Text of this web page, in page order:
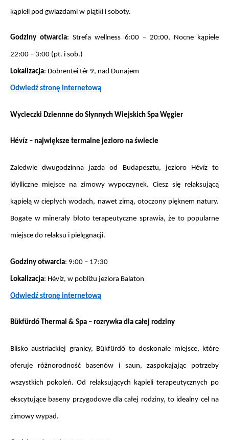
kąpieli pod gwiazdami w piątki i soboty.
Godziny otwarcia: Strefa wellness 6:00 – 20:00, Nocne kąpiele
22:00 – 3:00 (pt. i sob.)
Lokalizacja: Döbrentei tér 9, nad Dunajem
Odwiedź stronę internetową
Wycieczki Dziennne do Słynnych Wiejskich Spa Węgier
Hévíz – największe termalne jezioro na świecie
Zaledwie dwugodzinna jazda od Budapesztu, jezioro Hévíz to
idylliczne miejsce na zimowy wypoczynek. Ciesz się relaksującą
kąpielą w ciepłych wodach, nawet zimą, otoczony pięknem natury.
Bogate w minerały błoto terapeutyczne sprawia, że to popularne
miejsce do relaksu i pielęgnacji.
Godziny otwarcia: 9:00 – 17:30
Lokalizacja: Hévíz, w pobliżu jeziora Balaton
Odwiedź stronę internetową
Bükfürdő Thermal & Spa – rozrywka dla całej rodziny
Blisko austriackiej granicy, Bükfürdő to doskonałe miejsce, które
oferuje różnorodność basenów i saun, zaspokajając potrzeby
wszystkich pokoleń. Od relaksujących kąpieli terapeutycznych po
ekscytujące baseny przygodowe dla całej rodziny, to idealny cel na
zimowy wypad.